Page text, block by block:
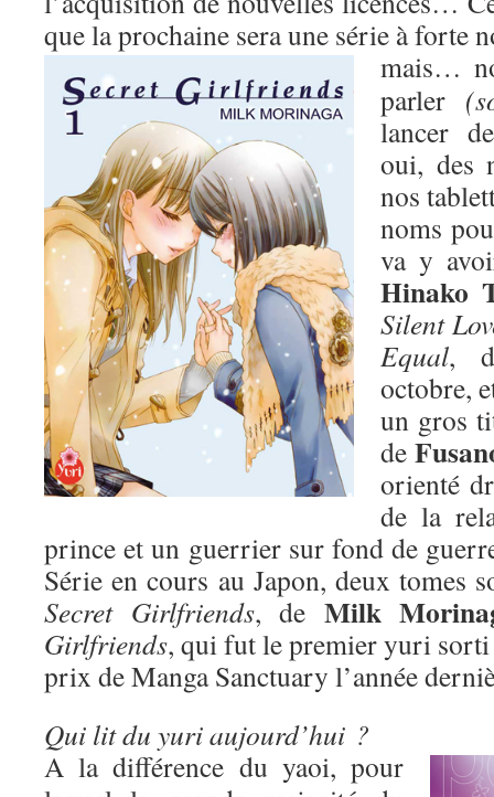
que la prochaine sera une série à forte
mais…
parler
lancer
oui, des
nos
noms
va y
Hinako
Silent
Equal,
octobre,
un gros
de
orienté
de la
prince et un guerrier sur fond de
Série en cours au Japon, deux tomes
Secret Girlfriends, de Milk
Girlfriends, qui fut le premier yuri sorti
prix de Manga Sanctuary l’année
Qui lit du yuri aujourd’hui ?
A la différence du yaoi, pour